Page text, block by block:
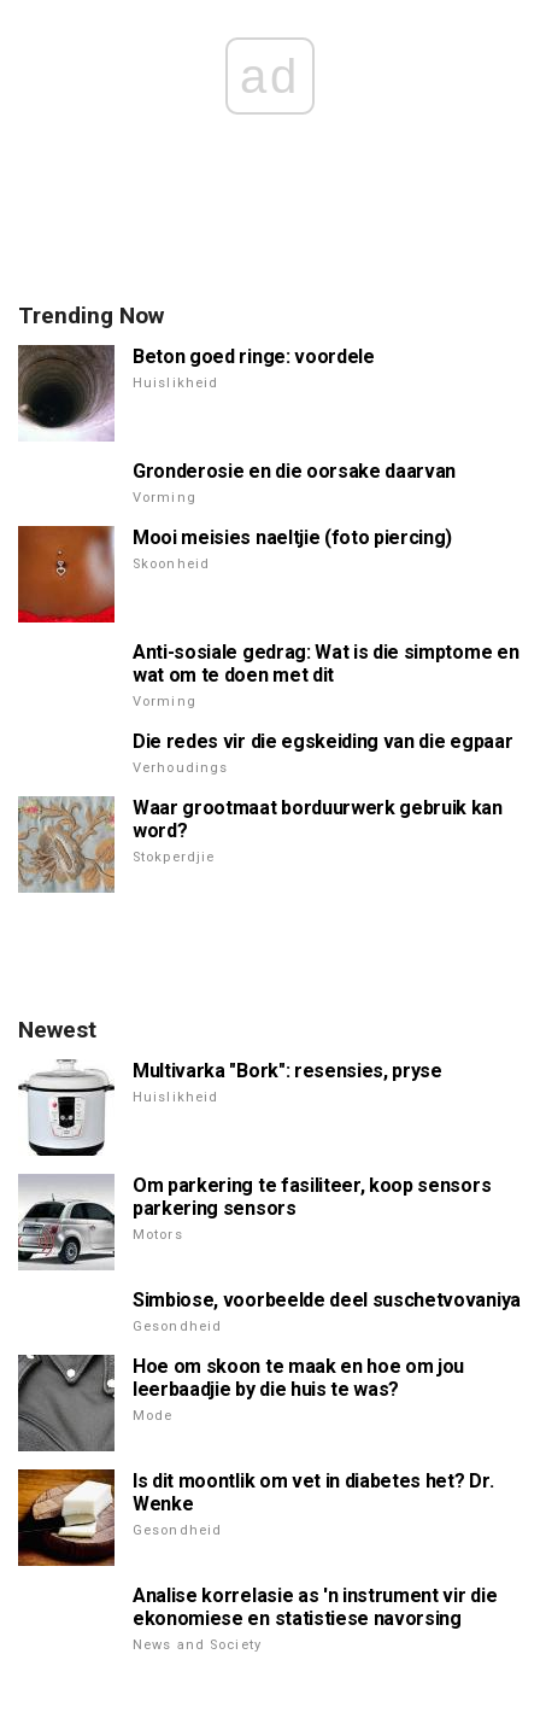
ad
Trending Now
Beton goed ringe: voordele
Huislikheid
Gronderosie en die oorsake daarvan
Vorming
Mooi meisies naeltjie (foto piercing)
Skoonheid
Anti-sosiale gedrag: Wat is die simptome en
wat om te doen met dit
Vorming
Die redes vir die egskeiding van die egpaar
Verhoudings
Waar grootmaat borduurwerk gebruik kan
word?
Stokperdjie
Newest
Multivarka "Bork": resensies, pryse
Huislikheid
Om parkering te fasiliteer, koop sensors
parkering sensors
Motors
Simbiose, voorbeelde deel suschetvovaniya
Gesondheid
Hoe om skoon te maak en hoe om jou
leerbaadjie by die huis te was?
Mode
Is dit moontlik om vet in diabetes het? Dr.
Wenke
Gesondheid
Analise korrelasie as 'n instrument vir die
ekonomiese en statistiese navorsing
News and Society